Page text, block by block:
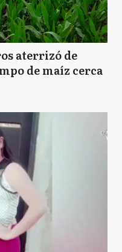
aterrizó de
de maíz cerca